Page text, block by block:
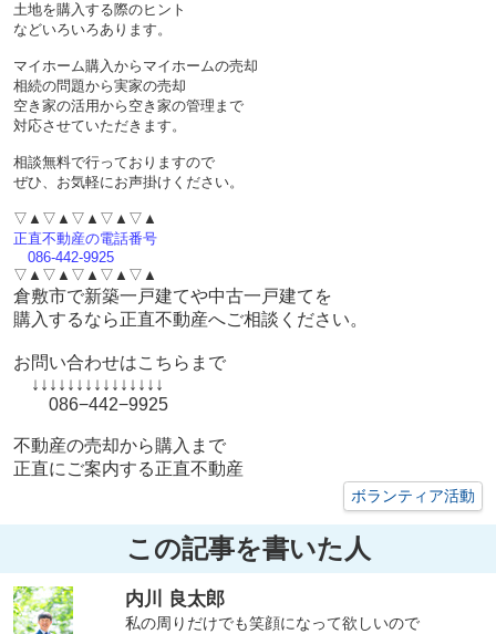
土地を購入する際のヒント
などいろいろあります。
マイホーム購入からマイホームの売却
相続の問題から実家の売却
空き家の活用から空き家の管理まで
対応させていただきます。
相談無料で行っておりますので
ぜひ、お気軽にお声掛けください。
▽▲▽▲▽▲▽▲▽▲
正直不動産の電話番号
086-442-9925
▽▲▽▲▽▲▽▲▽▲
倉敷市で新築一戸建てや中古一戸建てを
購入するなら正直不動産へご相談ください。
お問い合わせはこちらまで
↓↓↓↓↓↓↓↓↓↓↓↓↓↓↓
086−442−9925
不動産の売却から購入まで
正直にご案内する正直不動産
ボランティア活動
この記事を書いた人
内川 良太郎
私の周りだけでも笑顔になって欲しいので